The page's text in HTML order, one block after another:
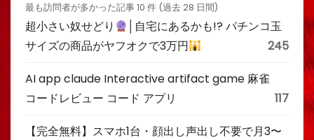
最も訪問者が多かった記事 10 件 (過去 28 日間)
超小さい奴せどり
│自宅にあるかも!? パチンコ玉
サイズの商品がヤフオクで3万円
245
AI app claude Interactive artifact game 麻雀
コードレビュー コード アプリ
117
【完全無料】スマホ1台・顔出し声出し不要で月3〜